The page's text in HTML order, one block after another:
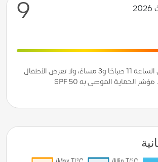
9
ابق في الداخل بين الساعة 11 صباحًا و3 مساءً، ولا تعرض الأطفال